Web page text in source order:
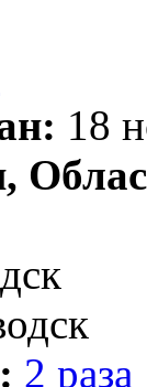
18
2 раза